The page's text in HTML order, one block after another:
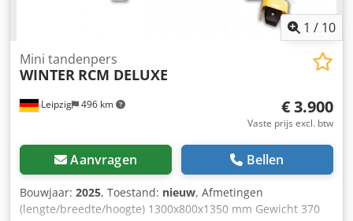
1 / 10
Leipzig 496 km
Mini tandenpers
WINTER RCM DELUXE
€ 3.900
Vaste prijs excl. btw
Aanvragen Bellen
Bouwjaar: 2025, Toestand: nieuw, Afmetingen
(lengte/breedte/hoogte) 1300x800x1350 mm Gewicht 370